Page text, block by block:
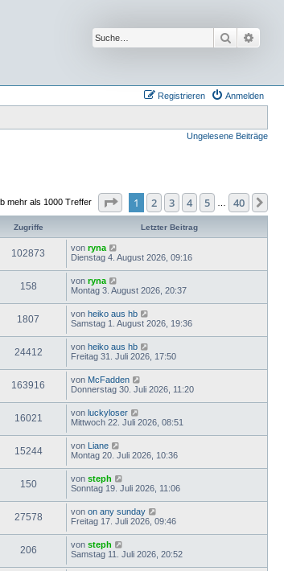
Suche
Anmelden
Registrieren
Ungelesene Beiträge
mehr als 1000 Treffer Seite von40
1 2 3 4 5 40
Zugriffe Letzter Beitrag
102873 von ryna
Dienstag 4. August 2026, 09:16
158 von ryna
Montag 3. August 2026, 20:37
1807 von heiko aus hb
Samstag 1. August 2026, 19:36
24412 von heiko aus hb
Freitag 31. Juli 2026, 17:50
163916 von McFadden
Donnerstag 30. Juli 2026, 11:20
16021 von luckyloser
Mittwoch 22. Juli 2026, 08:51
15244 von Liane
Montag 20. Juli 2026, 10:36
150 von steph
Sonntag 19. Juli 2026, 11:06
27578 von on any sunday
Freitag 17. Juli 2026, 09:46
206 von steph
Samstag 11. Juli 2026, 20:52